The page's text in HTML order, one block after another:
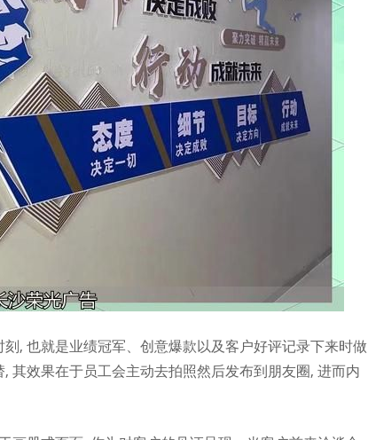
, 也就是业绩冠军、创意爆款以及客户好评记录下来时做
其效果在于员工会主动去拍照然后发布到朋友圈, 进而内